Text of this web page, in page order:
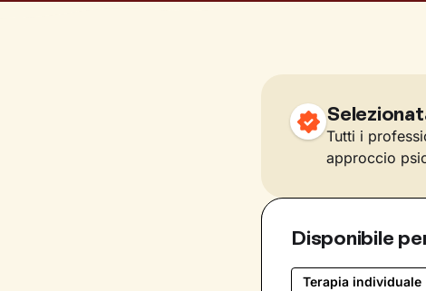
Tutti i
approccio
Disponibile
Terapia individuale